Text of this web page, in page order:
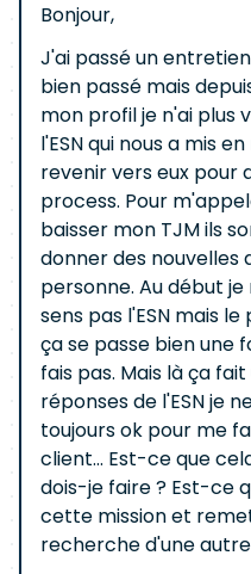
Bonjour,
J'ai passé un
bien passé mais
mon profil je n'ai plus
l'ESN qui nous a mis
revenir vers eux pour
process. Pour
baisser mon TJM ils
donner des nouvelles
personne. Au début
sens pas l'ESN mais
ça se passe bien une
fais pas. Mais là ça
réponses de l'ESN je
toujours ok pour me
client... Est-ce que
dois-je faire ? Est-ce
cette mission et
recherche d'une